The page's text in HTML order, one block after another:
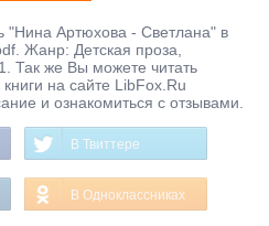
"Нина Артюхова - Светлана" в
Жанр: Детская проза,
Так же Вы можете читать
на сайте LibFox.Ru
и ознакомиться с отзывами.
В Твиттере
В Одноклассниках